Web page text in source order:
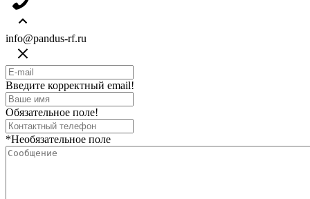
info@pandus-rf.ru
Введите корректный email!
Обязательное поле!
*Необязательное поле